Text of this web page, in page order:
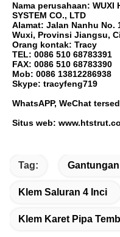
Nama perusahaan: WUXI
SYSTEM CO., LTD
Alamat: Jalan Nanhu No.
Wuxi, Provinsi Jiangsu,
Orang kontak: Tracy
TEL: 0086 510 68783391
FAX: 0086 510 68783390
Mob: 0086 13812286938
Skype: tracyfeng719
WhatsAPP, WeChat
Situs web:
Tag:
Klem Saluran 4 Inci
Klem Karet Pipa